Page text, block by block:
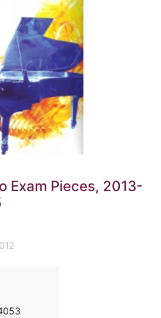
Exam Pieces, 2013-